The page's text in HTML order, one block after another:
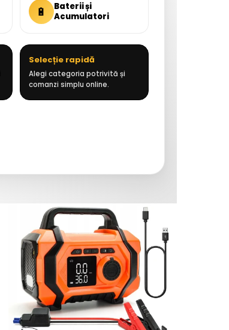
🔋
Baterii și
Acumulatori
Selecție rapidă
Alegi categoria potrivită și
comanzi simplu online.